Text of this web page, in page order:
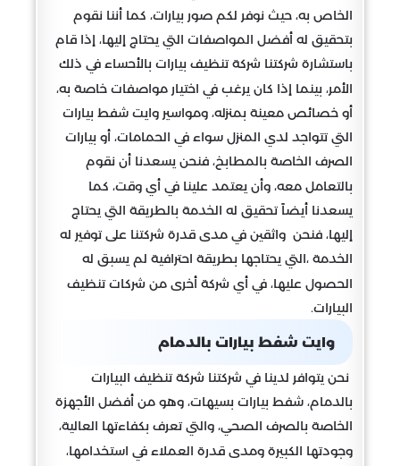
الخاص به، حيث نوفر لكم صور بيارات، كما أننا نقوم
بتحقيق له أفضل المواصفات التي يحتاج إليها، إذا قام
باستشارة شركتنا شركة تنظيف بيارات بالأحساء في ذلك
الأمر، بينما إذا كان يرغب في اختيار مواصفات خاصة به،
أو خصائص معينة بمنزله، ومواسير وايت شفط بيارات
التي تتواجد لدي المنزل سواء في الحمامات، أو بيارات
الصرف الخاصة بالمطابخ، فنحن يسعدنا أن نقوم
بالتعامل معه، وأن يعتمد علينا في أي وقت، كما
يسعدنا أيضاً تحقيق له الخدمة بالطريقة التي يحتاج
إليها، فنحن واثقين في مدى قدرة شركتنا على توفير له
الخدمة ،التي يحتاجها بطريقة احترافية لم يسبق له
الحصول عليها، في أي شركة أخرى من شركات تنظيف
البيارات.
وايت شفط بيارات بالدمام
نحن يتوافر لدينا في شركتنا شركة تنظيف البيارات
بالدمام، شفط بيارات بسيهات، وهو من أفضل الأجهزة
الخاصة بالصرف الصحي، والتي تعرف بكفاءتها العالية،
وجودتها الكبيرة ومدى قدرة العملاء في استخدامها،